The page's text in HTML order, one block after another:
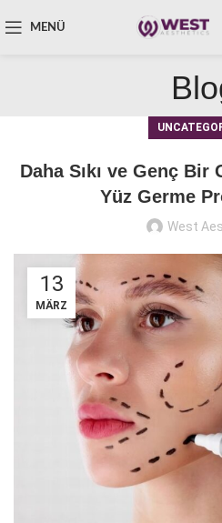
MENÜ
Daha Sıkı ve Genç
Yüz Germe
West
13
MÄRZ